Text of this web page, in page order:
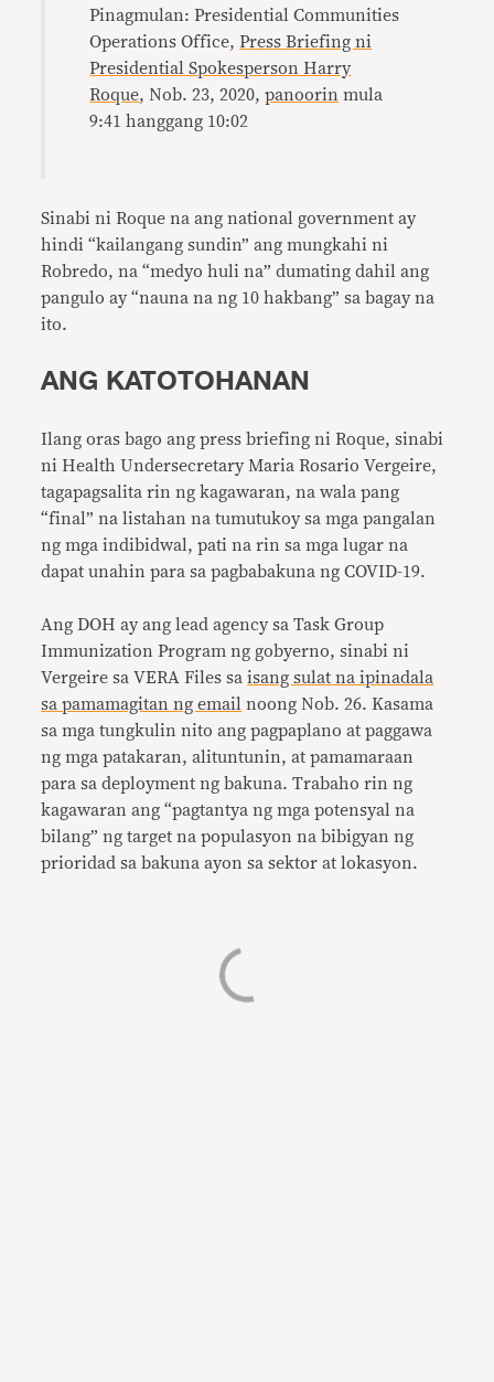
Pinagmulan: Presidential Communities
Operations Office,Press Briefing ni
Presidential Spokesperson Harry
Roque, Nob. 23, 2020,panoorin mula
9:41 hanggang 10:02
Sinabi ni Roque na ang national government ay
hindi “kailangang sundin” ang mungkahi ni
Robredo, na “medyo huli na” dumating dahil ang
pangulo ay “nauna na ng 10 hakbang” sa bagay na
ito.
ANG KATOTOHANAN
Ilang oras bago ang press briefing ni Roque, sinabi
ni Health Undersecretary Maria Rosario Vergeire,
tagapagsalita rin ng kagawaran, na wala pang
“final” na listahan na tumutukoy sa mga pangalan
ng mga indibidwal, pati na rin sa mga lugar na
dapat unahin para sa pagbabakuna ng COVID-19.
Ang DOH ay ang lead agency sa Task Group
Immunization Program ng gobyerno, sinabi ni
Vergeire sa VERA Files saisang sulat na ipinadala
sa pamamagitan ng email noong Nob. 26. Kasama
sa mga tungkulin nito ang pagpaplano at paggawa
ng mga patakaran, alituntunin, at pamamaraan
para sa deployment ng bakuna. Trabaho rin ng
kagawaran ang “pagtantya ng mga potensyal na
bilang” ng target na populasyon na bibigyan ng
prioridad sa bakuna ayon sa sektor at lokasyon.